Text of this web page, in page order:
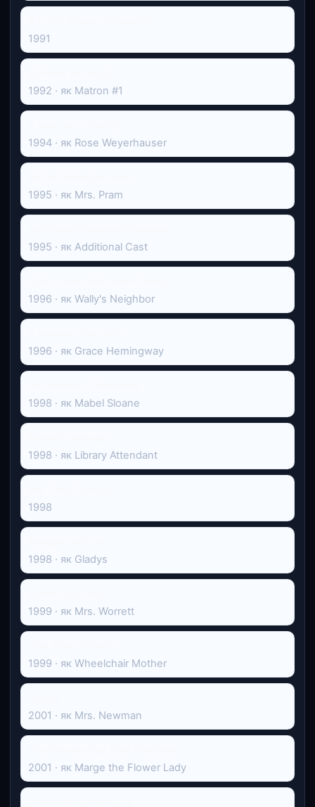
1991
1992 · як Matron #1
1994 · як Rose Weyerhauser
1995 · як Mrs. Pram
1995 · як Additional Cast
1996 · як Wally's Neighbor
1996 · як Grace Hemingway
1998 · як Mabel Sloane
1998 · як Library Attendant
1998
1998 · як Gladys
1999 · як Mrs. Worrett
1999 · як Wheelchair Mother
2001 · як Mrs. Newman
2001 · як Marge the Flower Lady